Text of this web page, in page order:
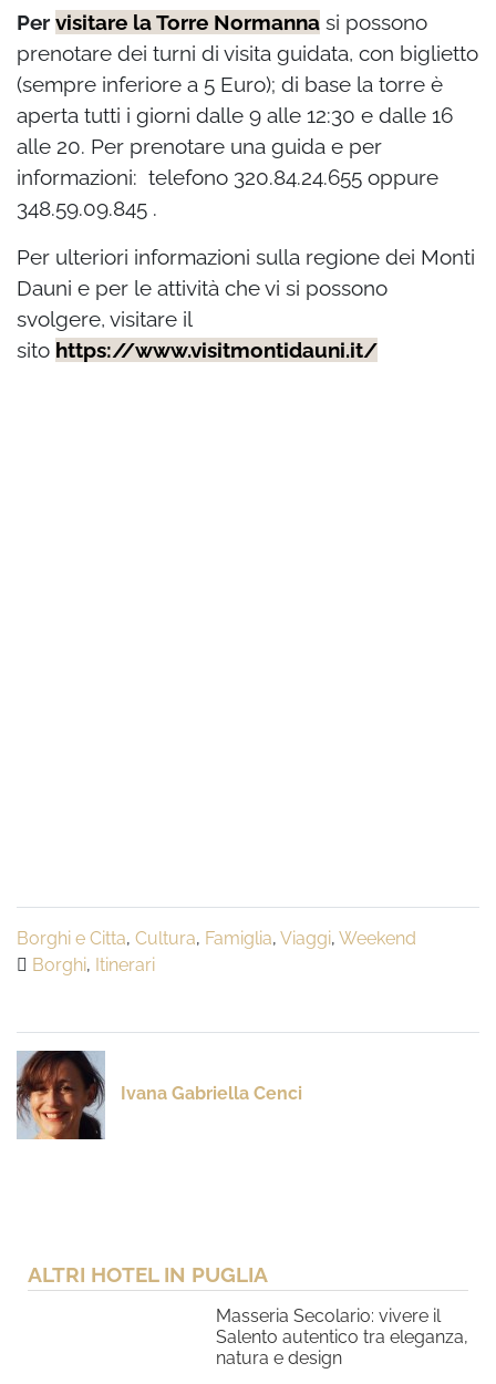
Per visitare la Torre Normanna si possono
prenotare dei turni di visita guidata, con biglietto
(sempre inferiore a 5 Euro); di base la torre è
aperta tutti i giorni dalle 9 alle 12:30 e dalle 16
alle 20. Per prenotare una guida e per
informazioni: telefono 320.84.24.655 oppure
348.59.09.845 .
Per ulteriori informazioni sulla regione dei Monti
Dauni e per le attività che vi si possono
svolgere, visitare il
sito https://www.visitmontidauni.it/
Borghi e Citta, Cultura, Famiglia, Viaggi, Weekend
Borghi, Itinerari
Ivana Gabriella Cenci
ALTRI HOTEL IN PUGLIA
Masseria Secolario: vivere il
Salento autentico tra eleganza,
natura e design